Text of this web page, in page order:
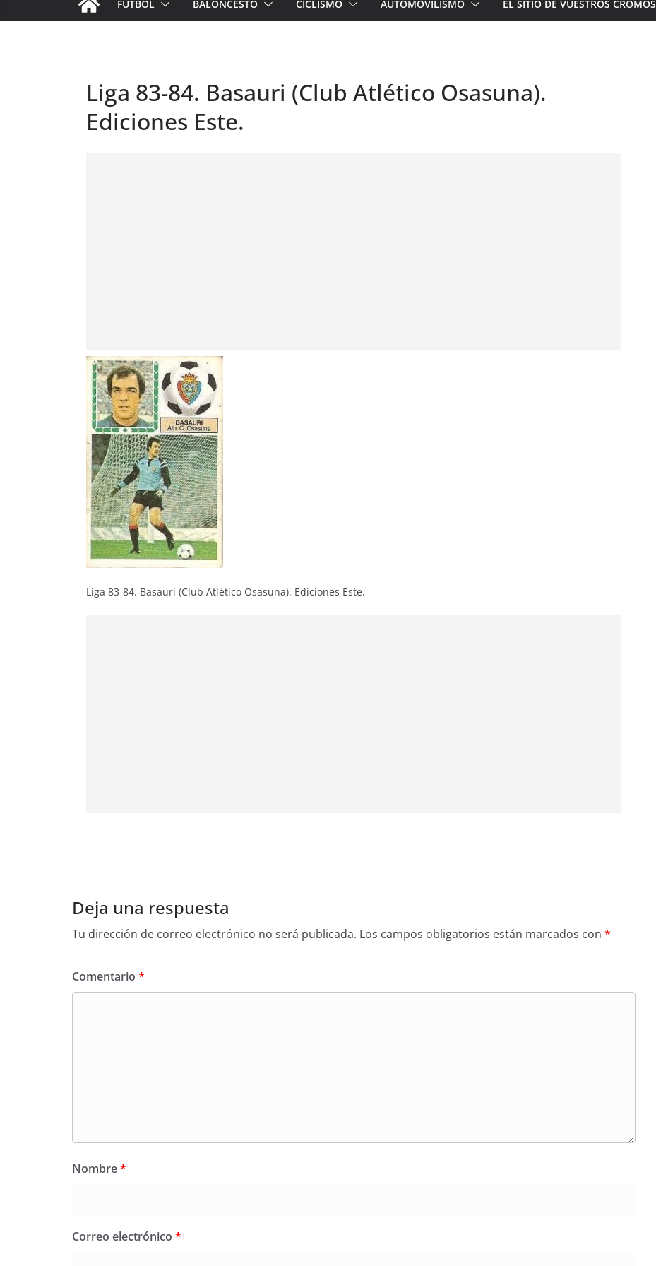
FÚTBOL BALONCESTO CICLISMO AUTOMOVILISMO EL SITIO DE VUESTROS CROMOS
Liga 83-84. Basauri (Club Atlético Osasuna).
Ediciones Este.
Liga 83-84. Basauri (Club Atlético Osasuna). Ediciones Este.
Deja una respuesta
Tu dirección de correo electrónico no será publicada. Los campos obligatorios están marcados con *
Comentario *
Nombre*
Correo electrónico *